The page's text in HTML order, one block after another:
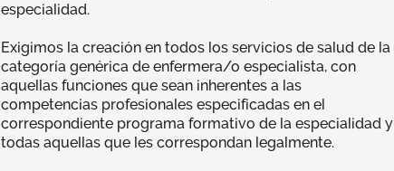
especialidad.
Exigimos la creación en todos los servicios de salud de la
categoría genérica de enfermera/o especialista, con
aquellas funciones que sean inherentes a las
competencias profesionales especificadas en el
correspondiente programa formativo de la especialidad y
todas aquellas que les correspondan legalmente.